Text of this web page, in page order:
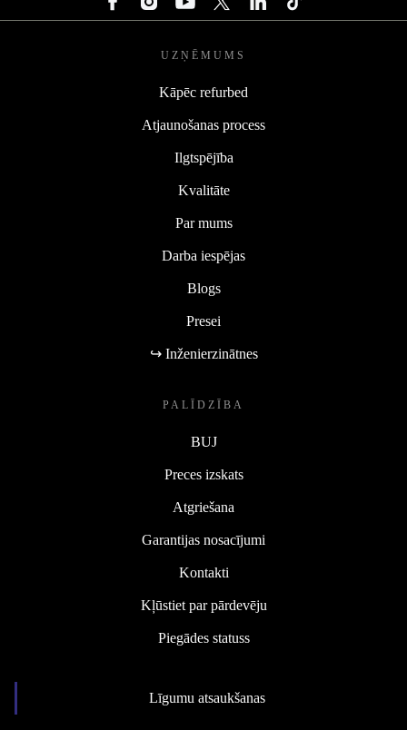
UZŅĒMUMS
Kāpēc refurbed
Atjaunošanas process
Ilgtspējība
Kvalitāte
Par mums
Darba iespējas
Blogs
Presei
↪ Inženierzinātnes
PALĪDZĪBA
BUJ
Preces izskats
Atgriešana
Garantijas nosacījumi
Kontakti
Kļūstiet par pārdevēju
Piegādes statuss
Līgumu atsaukšanas